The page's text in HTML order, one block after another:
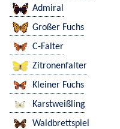
Admiral
Großer Fuchs
C-Falter
Zitronenfalter
Kleiner Fuchs
Karstweißling
Waldbrettspiel